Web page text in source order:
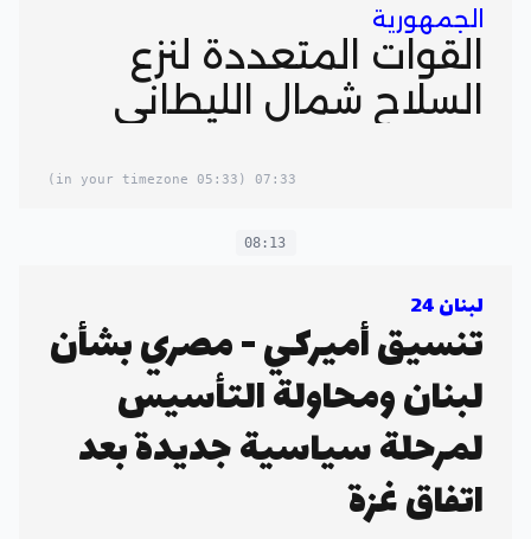
الجمهورية
القوات المتعددة لنزع
السلاح شمال الليطاني
07:33
(05:33 in your timezone)
08:13
لبنان 24
تنسيق أميركي - مصري بشأن
لبنان ومحاولة التأسيس
لمرحلة سياسية جديدة بعد
اتفاق غزة